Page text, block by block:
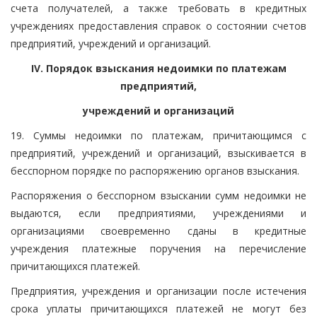
счета получателей, а также требовать в кредитных
учреждениях предоставления справок о состоянии счетов
предприятий, учреждений и организаций.
IV. Порядок взыскания недоимки по платежам
предприятий,
учреждений и организаций
19. Суммы недоимки по платежам, причитающимся с
предприятий, учреждений и организаций, взыскивается в
бесспорном порядке по распоряжению органов взыскания.
Распоряжения о бесспорном взыскании сумм недоимки не
выдаются, если предприятиями, учреждениями и
организациями своевременно сданы в кредитные
учреждения платежные поручения на перечисление
причитающихся платежей.
Предприятия, учреждения и организации после истечения
срока уплаты причитающихся платежей не могут без